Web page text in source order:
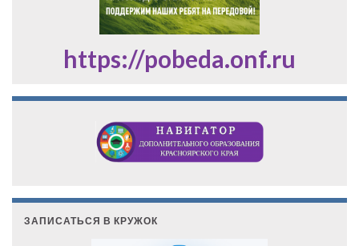
https://pobeda.onf.ru
ЗАПИСАТЬСЯ В КРУЖОК